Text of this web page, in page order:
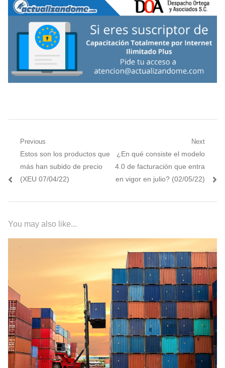
Navegación
entradas
Previous
Previous
post:
Estos son los productos que
más han subido de precio
(XEU 07/04/22)
Next
Next
post:
¿En qué consiste el modelo
4.0 de facturación que entra
en vigor en julio? (02/05/22)
You may also like...